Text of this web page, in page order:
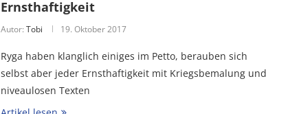
Ernsthaftigkeit
Autor: Tobi 19. Oktober 2017
Ryga haben klanglich einiges im Petto, berauben sich
selbst aber jeder Ernsthaftigkeit mit Kriegsbemalung und
niveaulosen Texten